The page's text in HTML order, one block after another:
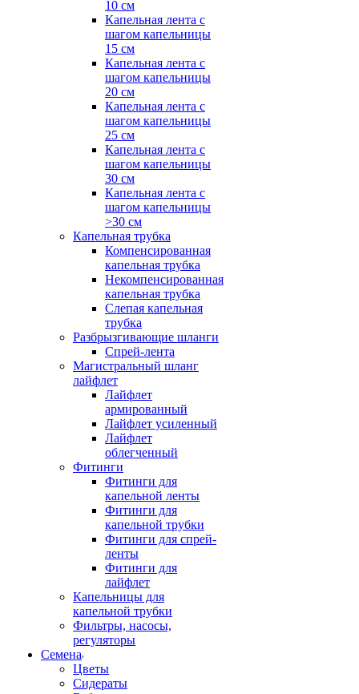
10 см
Капельная лента с
шагом капельницы
15 см
Капельная лента с
шагом капельницы
20 см
Капельная лента с
шагом капельницы
25 см
Капельная лента с
шагом капельницы
30 см
Капельная лента с
шагом капельницы
>30 см
Капельная трубка
Компенсированная
капельная трубка
Некомпенсированная
капельная трубка
Слепая капельная
трубка
Разбрызгивающие шланги
Спрей-лента
Магистральный шланг
лайфлет
Лайфлет
армированный
Лайфлет усиленный
Лайфлет
облегченный
Фитинги
Фитинги для
капельной ленты
Фитинги для
капельной трубки
Фитинги для спрей-
ленты
Фитинги для
лайфлет
Капельницы для
капельной трубки
Фильтры, насосы,
регуляторы
Семена
Цветы
Сидераты